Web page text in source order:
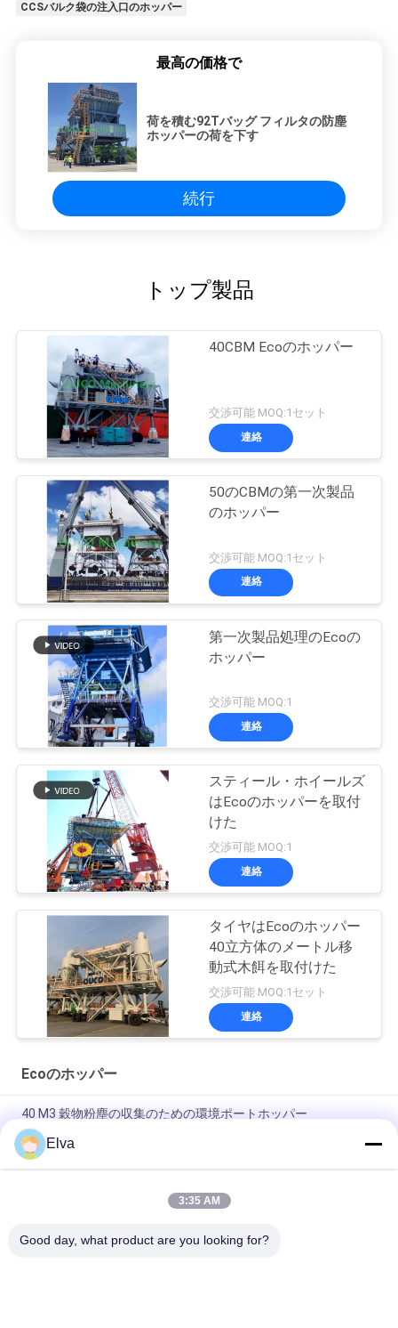
CCSバルク袋の注入口のホッパー
最高の価格で
荷を積む92Tバッグ フィルタの防塵
ホッパーの荷を下す
続行
トップ製品
40CBM Ecoのホッパー
交渉可能 MOQ:1セット
連絡
50のCBMの第一次製品
のホッパー
交渉可能 MOQ:1セット
連絡
第一次製品処理のEcoの
ホッパー
交渉可能 MOQ:1
連絡
スティール・ホイールズ
はEcoのホッパーを取付
けた
交渉可能 MOQ:1
連絡
タイヤはEcoのホッパー
40立方体のメートル移
動式木餌を取付けた
交渉可能 MOQ:1セット
連絡
Ecoのホッパー
40 M3 穀物粉塵の収集のための環境ポートホッパー
移動式サイクロン フィルターEcoのホッパー第一次製品の塵の
証拠左舷750TPH
移動式バッグ フィルタのEcoのホッパー第一次製品の塵の証拠
Elva
3:35 AM
Good day, what product are you looking for?